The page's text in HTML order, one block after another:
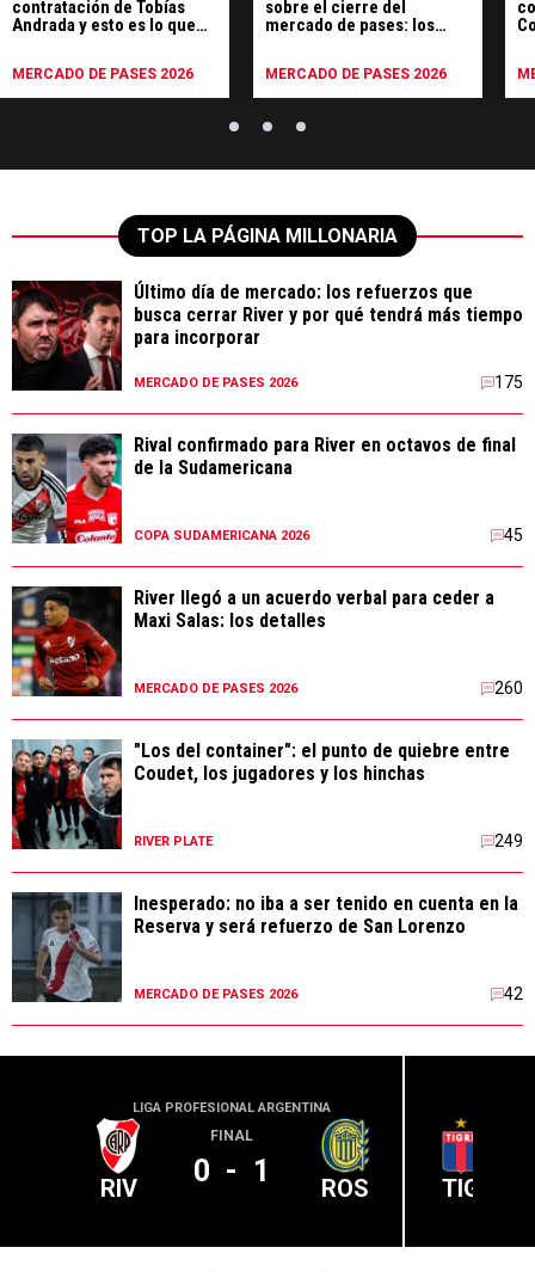
contratación de Tobías
Andrada y esto es lo que
MERCADO DE PASES 2026
sobre el cierre del
mercado de pases: los
MERCADO DE PASES 2026
TOP LA PÁGINA MILLONARIA
Último día de mercado: los refuerzos que
busca cerrar River y por qué tendrá más tiempo
para incorporar
MERCADO DE PASES 2026 175
Rival confirmado para River en octavos de final
de la Sudamericana
COPA SUDAMERICANA 2026 45
River llegó a un acuerdo verbal para ceder a
Maxi Salas: los detalles
MERCADO DE PASES 2026 260
"Los del container": el punto de quiebre entre
Coudet, los jugadores y los hinchas
RIVER PLATE 249
Inesperado: no iba a ser tenido en cuenta en la
Reserva y será refuerzo de San Lorenzo
MERCADO DE PASES 2026 42
LIGA PROFESIONAL ARGENTINA
RIV
FINAL
0 - 1 ROS TIG